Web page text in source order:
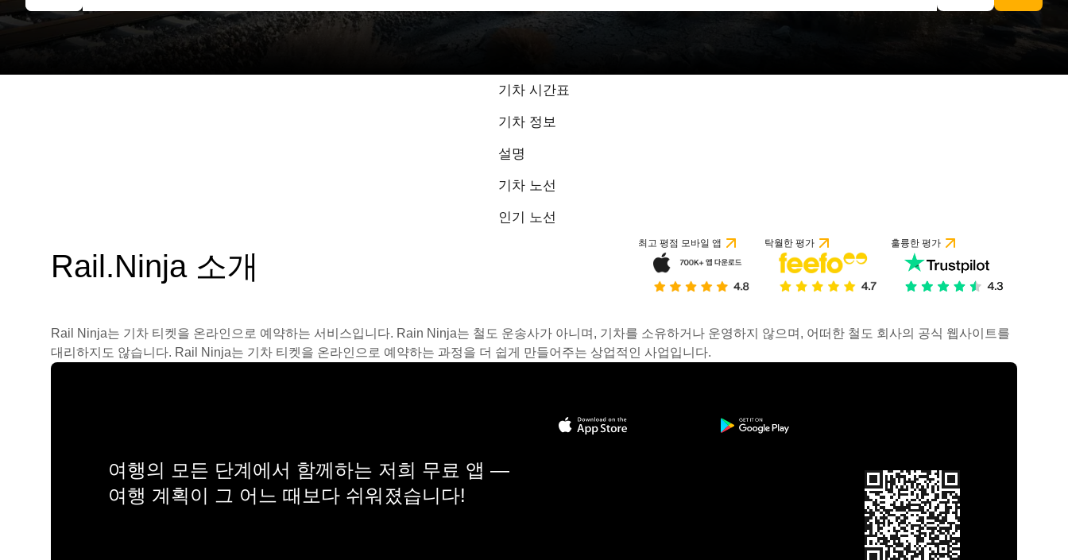
기차 시간표
기차 정보
설명
기차 노선
인기 노선
Rail.Ninja 소개
최고 평점 모바일 앱 탁월한 평가 훌륭한 평가
Rail Ninja는 기차 티켓을 온라인으로 예약하는 서비스입니다. Rain Ninja는 철도 운송사가 아니며, 기차를 소유하거나 운영하지 않으며, 어떠한 철도 회사의 공식 웹사이트를
대리하지도 않습니다. Rail Ninja는 기차 티켓을 온라인으로 예약하는 과정을 더 쉽게 만들어주는 상업적인 사업입니다.
여행의 모든 단계에서 함께하는 저희 무료 앱 —
여행 계획이 그 어느 때보다 쉬워졌습니다!